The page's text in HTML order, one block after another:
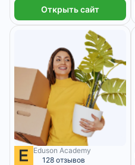
Открыть сайт
4 950 ₽/мес 8 месяцев
Eduson Academy
128 отзывов